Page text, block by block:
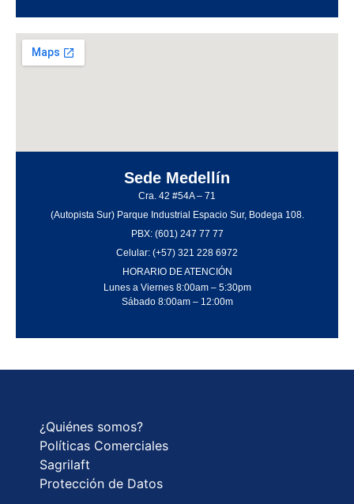
Sede Medellín
Cra. 42 #54A – 71
(Autopista Sur) Parque Industrial Espacio Sur, Bodega 108.
PBX: (601) 247 77 77
Celular: (+57) 321 228 6972
HORARIO DE ATENCIÓN
Lunes a Viernes 8:00am – 5:30pm
Sábado 8:00am – 12:00m
¿Quiénes somos?
Políticas Comerciales
Sagrilaft
Protección de Datos